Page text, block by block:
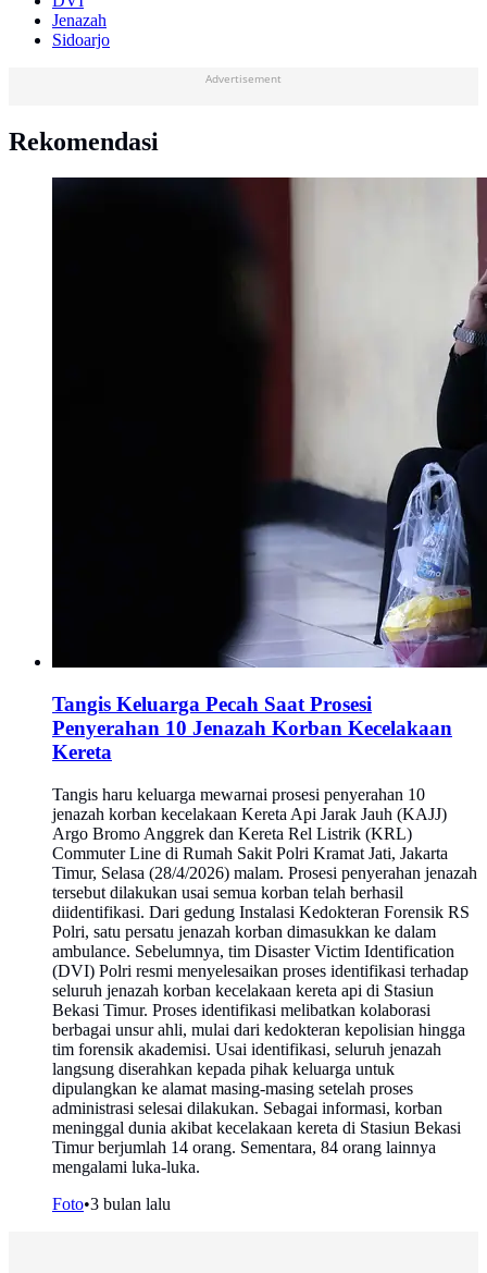
Jenazah
Sidoarjo
Advertisement
Rekomendasi
Tangis Keluarga Pecah Saat Prosesi
Penyerahan 10 Jenazah Korban Kecelakaan
Kereta
Tangis haru keluarga mewarnai prosesi penyerahan 10
jenazah korban kecelakaan Kereta Api Jarak Jauh (KAJJ)
Argo Bromo Anggrek dan Kereta Rel Listrik (KRL)
Commuter Line di Rumah Sakit Polri Kramat Jati, Jakarta
Timur, Selasa (28/4/2026) malam. Prosesi penyerahan jenazah
tersebut dilakukan usai semua korban telah berhasil
diidentifikasi. Dari gedung Instalasi Kedokteran Forensik RS
Polri, satu persatu jenazah korban dimasukkan ke dalam
ambulance. Sebelumnya, tim Disaster Victim Identification
(DVI) Polri resmi menyelesaikan proses identifikasi terhadap
seluruh jenazah korban kecelakaan kereta api di Stasiun
Bekasi Timur. Proses identifikasi melibatkan kolaborasi
berbagai unsur ahli, mulai dari kedokteran kepolisian hingga
tim forensik akademisi. Usai identifikasi, seluruh jenazah
langsung diserahkan kepada pihak keluarga untuk
dipulangkan ke alamat masing-masing setelah proses
administrasi selesai dilakukan. Sebagai informasi, korban
meninggal dunia akibat kecelakaan kereta di Stasiun Bekasi
Timur berjumlah 14 orang. Sementara, 84 orang lainnya
mengalami luka-luka.
Foto•3 bulan lalu